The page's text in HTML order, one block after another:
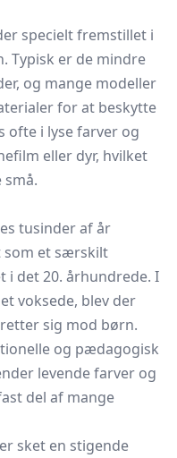
specielt fremstillet i
Typisk er de mindre
og mange modeller
for at beskytte
ofte i lyse farver og
eller dyr, hvilket
tusinder af år
som et særskilt
det 20. århundrede. I
voksede, blev der
sig mod børn.
og pædagogisk
levende farver og
del af mange
sket en stigende